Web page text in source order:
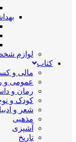
لوازم
کتاب
مالی و
عمومی و
رمان و
کودک و
شعر و
مذهبی
آشپزی
تاریخ